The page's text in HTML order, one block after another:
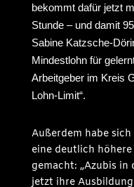
bekommt dafür jetzt
Stunde – und damit
Sabine Katzsche-
Mindestlohn für
Arbeitgeber im Kreis
Lohn-Limit“.
Außerdem habe
eine deutlich
gemacht: „Azubis
jetzt ihre